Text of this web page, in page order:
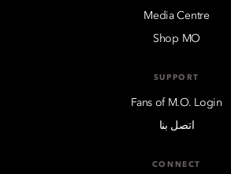
Media Centre
Shop MO
SUPPORT
Fans of M.O. Login
اتصل بنا
CONNECT